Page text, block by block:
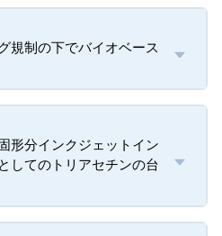
規制の下でバイオベース
形分インクジェットイン
してのトリアセチンの台